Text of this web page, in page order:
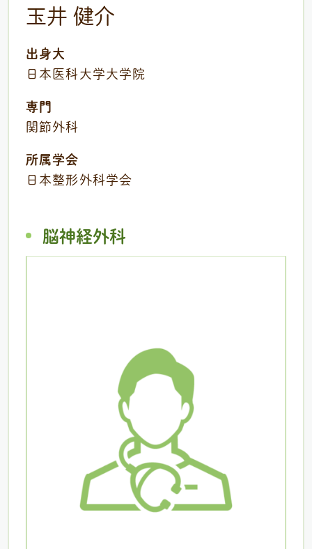
玉井 健介
出身大
日本医科大学大学院
専門
関節外科
所属学会
日本整形外科学会
脳神経外科